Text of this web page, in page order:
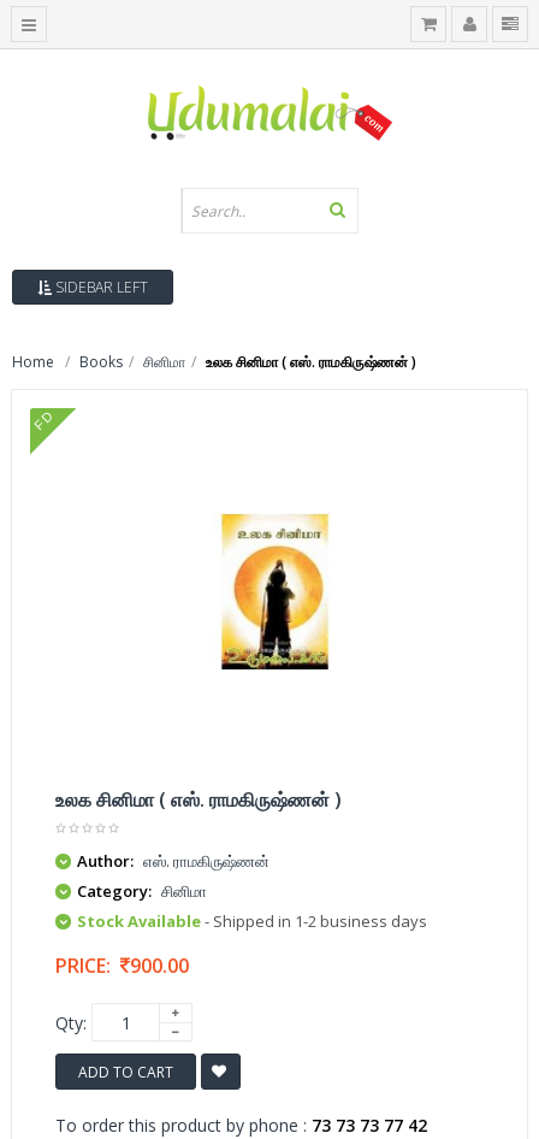
SIDEBAR LEFT
Home Books சினிமா உலக சினிமா ( எஸ். ராமகிருஷ்ணன் )
FD
உலக சினிமா ( எஸ். ராமகிருஷ்ணன் )
Author: எஸ். ராமகிருஷ்ணன்
Category: சினிமா
Stock Available- Shipped in 1-2 business days
PRICE: 900.00
Qty:
ADD TO CART
To order this product by phone : 73 73 73 77 42